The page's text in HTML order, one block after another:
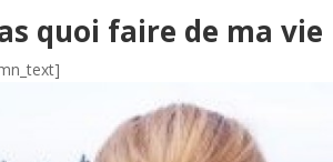
quoi faire de ma vie